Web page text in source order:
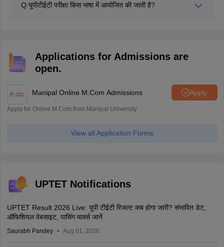
Q:यूपीटीईटी परीक्षा किस भाषा में आयोजित की जाती है?
Applications for Admissions are
open.
Manipal Online M.Com Admissions Apply
Apply for Online M.Com from Manipal University
View all Application Forms
UPTET Notifications
UPTET Result 2026 Live: यूपी टीईटी रिजल्ट कब होगा जारी? संभावित डेट,
ऑफिशियल वेबसाइट, पासिंग मार्क्स जानें
Saurabh Pandey Aug 01, 2026